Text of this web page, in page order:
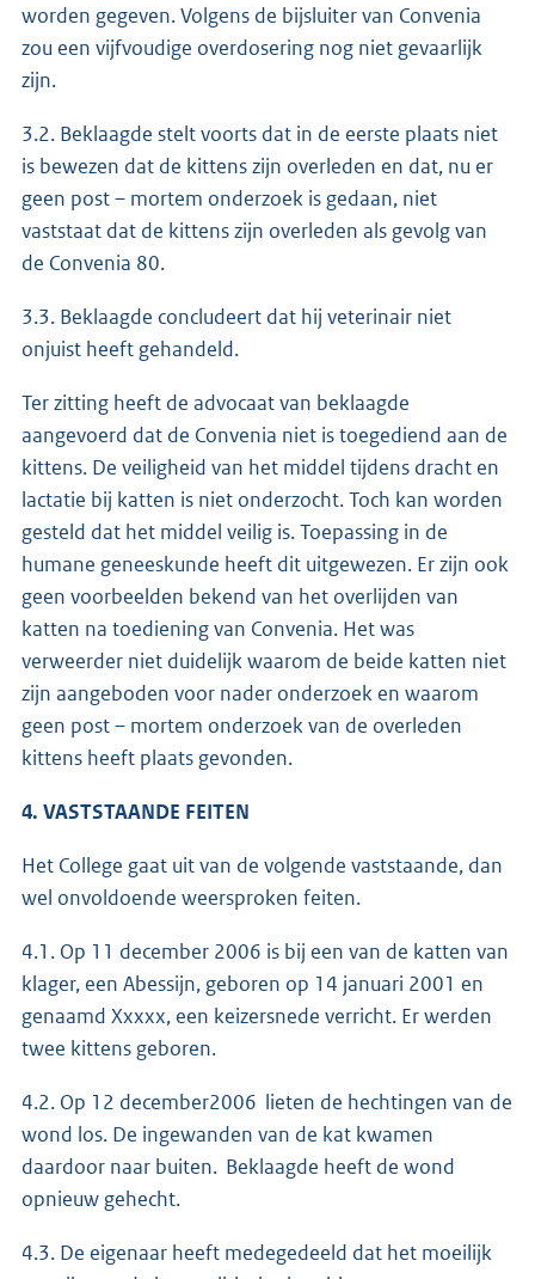
worden gegeven. Volgens de bijsluiter van Convenia
zou een vijfvoudige overdosering nog niet gevaarlijk
zijn.
3.2. Beklaagde stelt voorts dat in de eerste plaats niet
is bewezen dat de kittens zijn overleden en dat, nu er
geen post – mortem onderzoek is gedaan, niet
vaststaat dat de kittens zijn overleden als gevolg van
de Convenia 80.
3.3. Beklaagde concludeert dat hij veterinair niet
onjuist heeft gehandeld.
Ter zitting heeft de advocaat van beklaagde
aangevoerd dat de Convenia niet is toegediend aan de
kittens. De veiligheid van het middel tijdens dracht en
lactatie bij katten is niet onderzocht. Toch kan worden
gesteld dat het middel veilig is. Toepassing in de
humane geneeskunde heeft dit uitgewezen. Er zijn ook
geen voorbeelden bekend van het overlijden van
katten na toediening van Convenia. Het was
verweerder niet duidelijk waarom de beide katten niet
zijn aangeboden voor nader onderzoek en waarom
geen post – mortem onderzoek van de overleden
kittens heeft plaats gevonden.
4. VASTSTAANDE FEITEN
Het College gaat uit van de volgende vaststaande, dan
wel onvoldoende weersproken feiten.
4.1. Op 11 december 2006 is bij een van de katten van
klager, een Abessijn, geboren op 14 januari 2001 en
genaamd Xxxxx, een keizersnede verricht. Er werden
twee kittens geboren.
4.2. Op 12 december2006 lieten de hechtingen van de
wond los. De ingewanden van de kat kwamen
daardoor naar buiten. Beklaagde heeft de wond
opnieuw gehecht.
4.3. De eigenaar heeft medegedeeld dat het moeilijk